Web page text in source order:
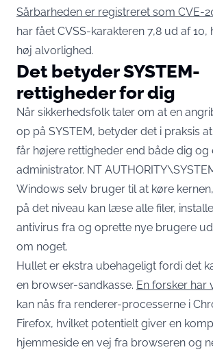
Sårbarheden er registreret som CVE-
har fået CVSS-karakteren 7,8 ud af 10,
høj alvorlighed.
Det betyder SYSTEM-
rettigheder for dig
Når sikkerhedsfolk taler om at en
op på SYSTEM, betyder det i praksis
får højere rettigheder end både dig og
administrator. NT
Windows selv bruger til at køre
på det niveau kan læse alle filer,
antivirus fra og oprette nye brugere
om noget.
Hullet er ekstra ubehageligt fordi det
en browser-sandkasse. En forsker har
kan nås fra renderer-processerne i
Firefox, hvilket potentielt giver en
hjemmeside en vej fra browseren og